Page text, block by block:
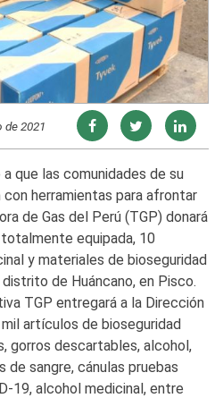
de 2021
que las comunidades de su
herramientas para afrontar
de Gas del Perú (TGP) donará
equipada, 10
y materiales de bioseguridad
de Huáncano, en Pisco.
TGP entregará a la Dirección
artículos de bioseguridad
gorros descartables, alcohol,
de sangre, cánulas pruebas
19, alcohol medicinal, entre